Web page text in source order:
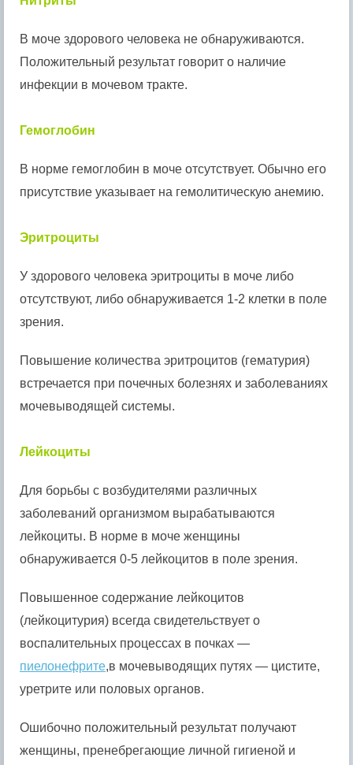
В моче здорового человека не обнаруживаются.
Положительный результат говорит о наличие
инфекции в мочевом тракте.
Гемоглобин
В норме гемоглобин в моче отсутствует. Обычно его
присутствие указывает на гемолитическую анемию.
Эритроциты
У здорового человека эритроциты в моче либо
отсутствуют, либо обнаруживается 1-2 клетки в поле
зрения.
Повышение количества эритроцитов (гематурия)
встречается при почечных болезнях и заболеваниях
мочевыводящей системы.
Лейкоциты
Для борьбы с возбудителями различных
заболеваний организмом вырабатываются
лейкоциты. В норме в моче женщины
обнаруживается 0-5 лейкоцитов в поле зрения.
Повышенное содержание лейкоцитов
(лейкоцитурия) всегда свидетельствует о
воспалительных процессах в почках —
пиелонефрите,в мочевыводящих путях — цистите,
уретрите или половых органов.
Ошибочно положительный результат получают
женщины, пренебрегающие личной гигиеной и